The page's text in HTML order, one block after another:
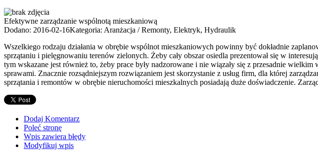
Efektywne zarządzanie wspólnotą mieszkaniową
Dodano: 2016-02-16Kategoria: Aranżacja / Remonty, Elektryk, Hydraulik
Wszelkiego rodzaju działania w obrębie wspólnot mieszkaniowych powinny być dokładnie
sprzątaniu i pielęgnowaniu terenów zielonych. Żeby cały obszar osiedla prezentował się w
tym wskazane jest również to, żeby prace były nadzorowane i nie wiązały się z przesadnie
sprawami. Znacznie rozsądniejszym rozwiązaniem jest skorzystanie z usług firm, dla której
sprzątania i remontów w obrębie nieruchomości mieszkalnych posiadają duże doświadczenie.
Dodaj Komentarz
Poleć stronę
Wpis zawiera błędy
Modyfikuj wpis